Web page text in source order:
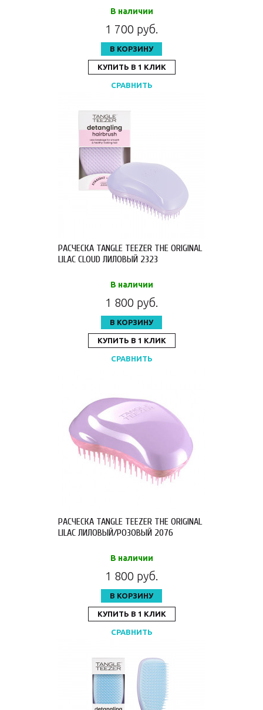
В наличии
1 700 руб.
В КОРЗИНУ
КУПИТЬ В 1 КЛИК
СРАВНИТЬ
РАСЧЕСКА TANGLE TEEZER THE ORIGINAL
LILAC CLOUD ЛИЛОВЫЙ 2323
В наличии
1 800 руб.
В КОРЗИНУ
КУПИТЬ В 1 КЛИК
СРАВНИТЬ
РАСЧЕСКА TANGLE TEEZER THE ORIGINAL
LILAC ЛИЛОВЫЙ/РОЗОВЫЙ 2076
В наличии
1 800 руб.
В КОРЗИНУ
КУПИТЬ В 1 КЛИК
СРАВНИТЬ